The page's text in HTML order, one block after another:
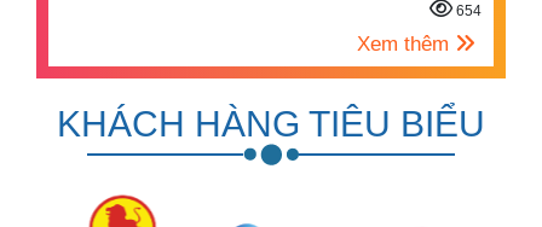
654
Xem thêm
KHÁCH HÀNG TIÊU BIỂU